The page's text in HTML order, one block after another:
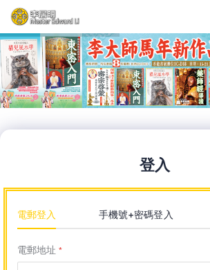
登入
電郵登入 手機號+密碼登入
電郵地址 *